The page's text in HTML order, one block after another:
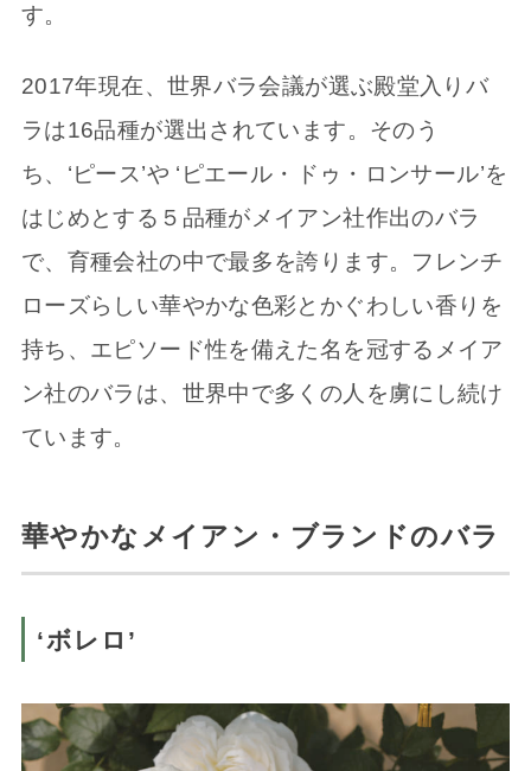
す。
2017年現在、世界バラ会議が選ぶ殿堂入りバ
ラは16品種が選出されています。そのう
ち、‘ピース’や ‘ピエール・ドゥ・ロンサール’を
はじめとする５品種がメイアン社作出のバラ
で、育種会社の中で最多を誇ります。フレンチ
ローズらしい華やかな色彩とかぐわしい香りを
持ち、エピソード性を備えた名を冠するメイア
ン社のバラは、世界中で多くの人を虜にし続け
ています。
華やかなメイアン・ブランドのバラ
‘ボレロ’